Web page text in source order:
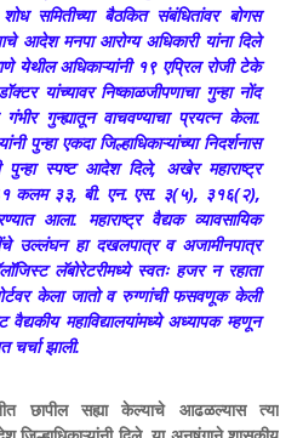
शोध समितीच्या बैठकित संबंधितांवर बोगस
आदेश मनपा आरोग्य अधिकारी यांना दिले
येथील अधिकाऱ्यांनी १९ एप्रिल रोजी टेके
यांच्यावर निष्काळजीपणाचा गुन्हा नोंद
गुन्ह्यातून वाचवण्याचा प्रयत्न केला.
पुन्हा एकदा जिल्हाधिकाऱ्यांच्या निदर्शनास
पुन्हा स्पष्ट आदेश दिले, अखेर महाराष्ट्र
कलम ३३, बी. एन. एस. ३(५), ३१६(२),
आला. महाराष्ट्र वैद्यक व्यावसायिक
उल्लंघन हा दखलपात्र व अजामीनपात्र
लॅबोरेटरीमध्ये स्वतः हजर न रहाता
केला जातो व रुग्णांची फसवणूक केली
महाविद्यालयांमध्ये अध्यापक म्हणून
चर्चा झाली.
छापील सह्या केल्याचे आढळल्यास त्या